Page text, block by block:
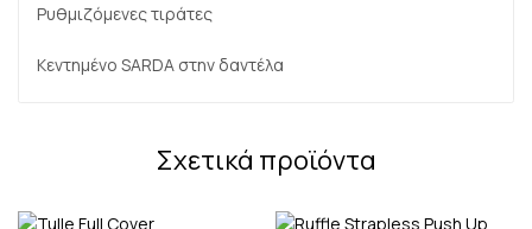
Ρυθμιζόμενες τιράτες
Κεντημένο SARDA στην δαντέλα
Σχετικά προϊόντα